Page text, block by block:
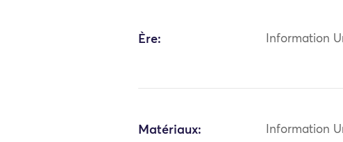
Ère: Information
Matériaux: Information